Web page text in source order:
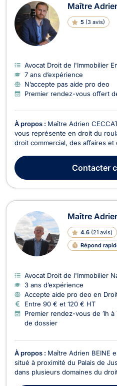
Maître
5 (3 avis)
Avocat Droit de l'Immobilier
7 ans d’expérience
N’accepte pas aide pro deo
Premier rendez-vous offert
À propos : Maître Adrien
vous représente en droit du
droit commercial, des affaires
construction, Maître Adrien
compétences pour lesContacter
Maître
4.6 (21 avis)
Répond
Avocat Droit de l'Immobilier
3 ans d’expérience
Accepte aide pro deo en
Entre 90 € et 120 € HT
Premier rendez-vous de 1h
de dossier
À propos : Maître Adrien BEINE
situé à proximité du Palais de
dans plusieurs domaines du